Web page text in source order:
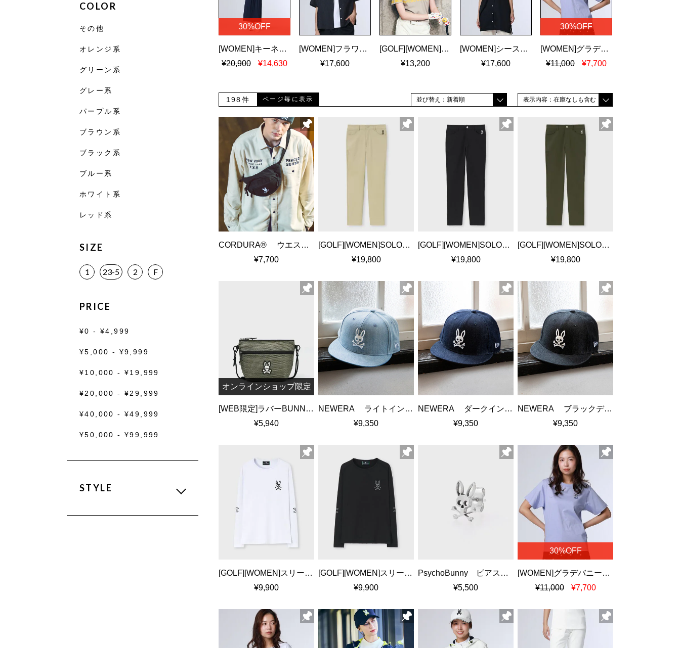
30%OFF
[WOMEN]キーネック ブラウジングワンピース
¥20,900
¥14,630
[WOMEN]フラワージャガード ショート丈シャツ
¥17,600
[GOLF][WOMEN]ロゴパネルプリント ハニカム半袖モックネックシャツ
¥13,200
[WOMEN]シースルーストライプ ドロップショルダーシャツ
¥17,600
30%OFF
[WOMEN]グラデバニー シルケットスムースＴシャツ
¥11,000
¥7,700
198件 ページ毎に表示 並び替え：新着順 表示内容：在庫なしも含む
CORDURA® ウエストバッグ
¥7,700
[GOLF][WOMEN]SOLOTEX ダブルクロス 5ポケットパンツ
¥19,800
[GOLF][WOMEN]SOLOTEX ダブルクロス 5ポケットパンツ
¥19,800
[GOLF][WOMEN]SOLOTEX ダブルクロス 5ポケットパンツ
¥19,800
オンラインショップ限定
[WEB限定]ラバーBUNNY メッシュミニショルダーバッグ
¥5,940
NEWERA ライトインディゴデニムキャップ
¥9,350
NEWERA ダークインディゴデニムキャップ
¥9,350
NEWERA ブラックデニムキャップ
¥9,350
[GOLF][WOMEN]スリーブプリント UVコンプレッションインナー
¥9,900
[GOLF][WOMEN]スリーブプリント UVコンプレッションインナー
¥9,900
PsychoBunny ピアス（片耳）
¥5,500
30%OFF
[WOMEN]グラデバニー シルケットスムースＴシャツ
¥11,000
¥7,700
COLOR
その他
オレンジ系
グリーン系
グレー系
パープル系
ブラウン系
ブラック系
ブルー系
ホワイト系
レッド系
SIZE
1 23-5 2 F
PRICE
¥0 - ¥4,999
¥5,000 - ¥9,999
¥10,000 - ¥19,999
¥20,000 - ¥29,999
¥40,000 - ¥49,999
¥50,000 - ¥99,999
STYLE